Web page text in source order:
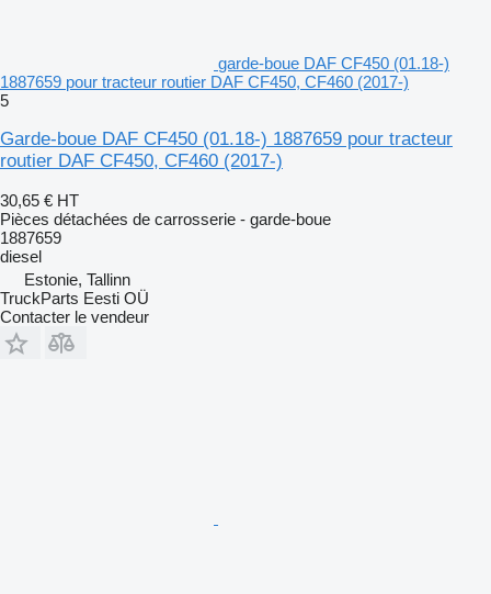
garde-boue DAF CF450 (01.18-)
1887659 pour tracteur routier DAF CF450, CF460 (2017-)
5
Garde-boue DAF CF450 (01.18-) 1887659 pour tracteur
routier DAF CF450, CF460 (2017-)
30,65 € HT
Pièces détachées de carrosserie - garde-boue
1887659
diesel
Estonie, Tallinn
TruckParts Eesti OÜ
Contacter le vendeur